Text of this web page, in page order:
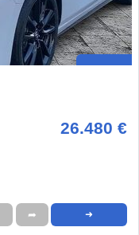
26.480 €
➦ ➜